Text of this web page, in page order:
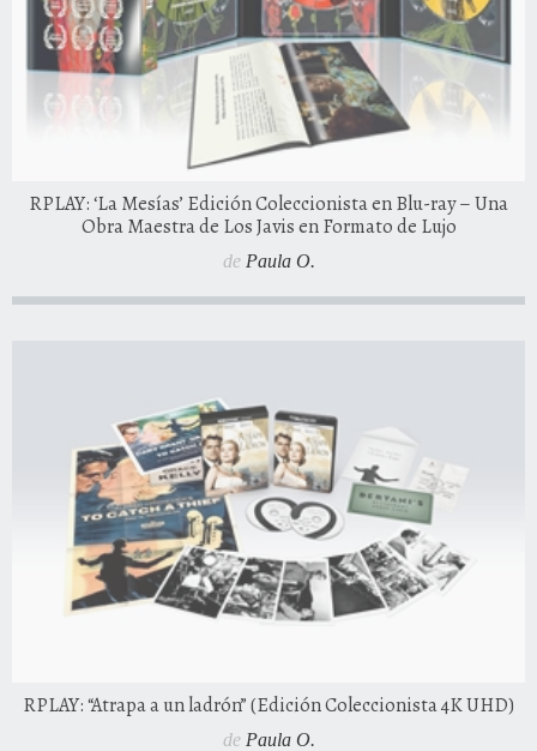
RPLAY: ‘La Mesías’ Edición Coleccionista en Blu-ray – Una
Obra Maestra de Los Javis en Formato de Lujo
de Paula O.
RPLAY: “Atrapa a un ladrón” (Edición Coleccionista 4K UHD)
de Paula O.